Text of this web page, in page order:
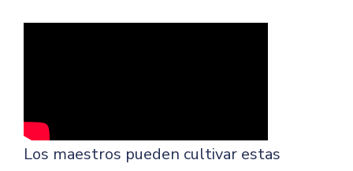
Los maestros pueden cultivar estas